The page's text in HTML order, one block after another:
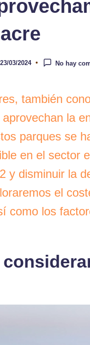
23/03/2024 No hay
también
la
parques se
en el sector
y disminuir la
el
como los